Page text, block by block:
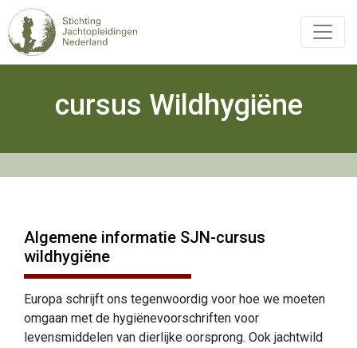
Overslaan
en
naar
de
Hoofdnavigatie
cursus Wildhygiëne
Algemene informatie SJN-cursus
wildhygiëne
Europa schrijft ons tegenwoordig voor hoe we moeten
omgaan met de hygiënevoorschriften voor
levensmiddelen van dierlijke oorsprong. Ook jachtwild